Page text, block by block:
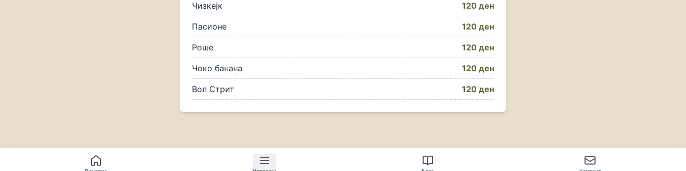
Чизкејк 120 ден
Пасионе 120 ден
Роше 120 ден
Чоко банана 120 ден
Вол Стрит 120 ден